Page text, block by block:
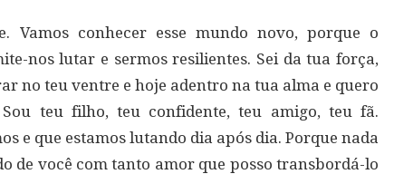
Vamos conhecer esse mundo novo, porque o
nos lutar e sermos resilientes. Sei da tua força,
no teu ventre e hoje adentro na tua alma e quero
teu filho, teu confidente, teu amigo, teu fã.
e que estamos lutando dia após dia. Porque nada
de você com tanto amor que posso transbordá-lo